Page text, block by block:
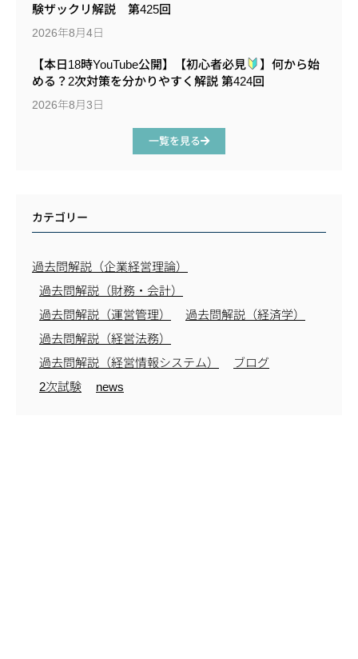
験ザックリ解説 第425回
2026年8月4日
【本日18時YouTube公開】【初心者必見
】何から始
める？2次対策を分かりやすく解説 第424回
2026年8月3日
一覧を見る
カテゴリー
過去問解説（企業経営理論）
過去問解説（財務・会計）
過去問解説（運営管理）
過去問解説（経済学）
過去問解説（経営法務）
過去問解説（経営情報システム）
ブログ
2次試験
news